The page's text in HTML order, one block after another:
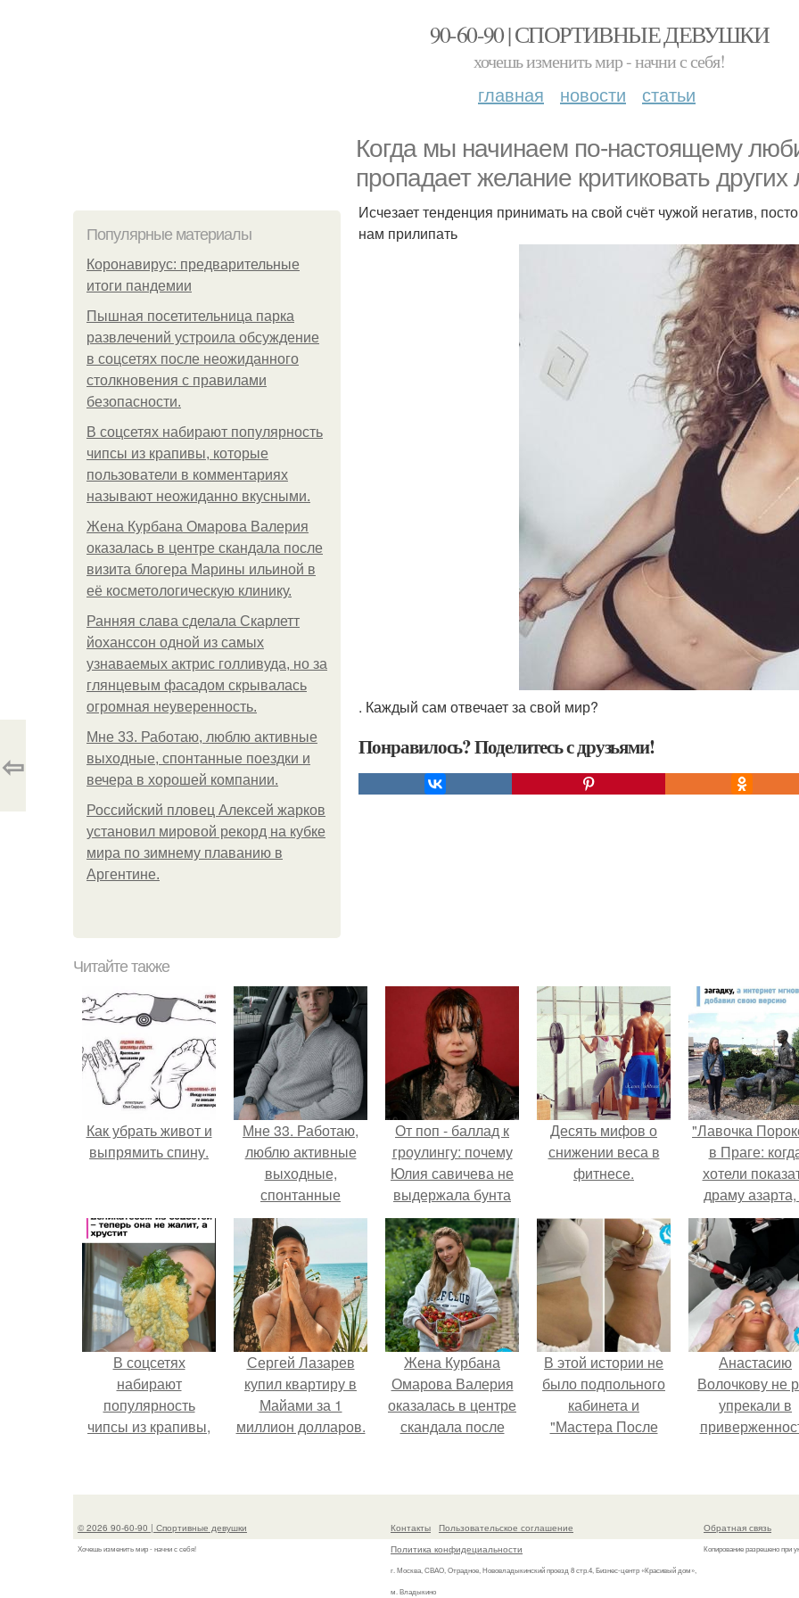
90-60-90 | СПОРТИВНЫЕ ДЕВУШКИ
хочешь изменить мир - начни с себя!
главная новости статьи
Когда мы начинаем по-настоящему
пропадает желание критиковать
Популярные материалы
Коронавирус: предварительные
итоги пандемии
Пышная посетительница парка
развлечений устроила обсуждение
в соцсетях после неожиданного
столкновения с правилами
безопасности.
В соцсетях набирают популярность
чипсы из крапивы, которые
пользователи в комментариях
называют неожиданно вкусными.
Жена Курбана Омарова Валерия
оказалась в центре скандала после
визита блогера Марины ильиной в
её косметологическую клинику.
Ранняя слава сделала Скарлетт
йоханссон одной из самых
узнаваемых актрис голливуда, но за
глянцевым фасадом скрывалась
огромная неуверенность.
Мне 33. Работаю, люблю активные
выходные, спонтанные поездки и
вечера в хорошей компании.
Российский пловец Алексей жарков
установил мировой рекорд на кубке
мира по зимнему плаванию в
Аргентине.
Исчезает тенденция принимать на свой счёт чужой негатив,
нам прилипать
. Каждый сам отвечает за свой мир?
Понравилось? Поделитесь с друзьями!
⇦
Читайте также
Как убрать живот и
выпрямить спину.
Мне 33. Работаю,
люблю активные
выходные,
спонтанные
поездки и вечера в
хорошей компании.
От поп - баллад к
гроулингу: почему
Юлия савичева не
выдержала бунта
собственной
аудитории.
Десять мифов о
снижении веса в
фитнесе.
"Лавочка
в Праге:
хотели
драму
получился
В соцсетях
набирают
популярность
чипсы из крапивы,
комментариях
неожиданно
вкусными.
Сергей Лазарев
купил квартиру в
Майами за 1
миллион долларов.
Жена Курбана
Омарова Валерия
оказалась в центре
скандала после
её
клинику.
В этой истории не
было подпольного
кабинета и
"Мастера После
Анастасию
Волочкову не
упрекали в
© 2026 90-60-90 | Спортивные девушки
Хочешь изменить мир - начни с себя!
Контакты
Пользовательское соглашение
Политика конфидециальности
г. Москва, СВАО, Отрадное, Нововладыкинский проезд 8 стр.4, Бизнес-центр «Красивый дом»,
м. Владыкино
Обратная связь
Копирование разрешено при